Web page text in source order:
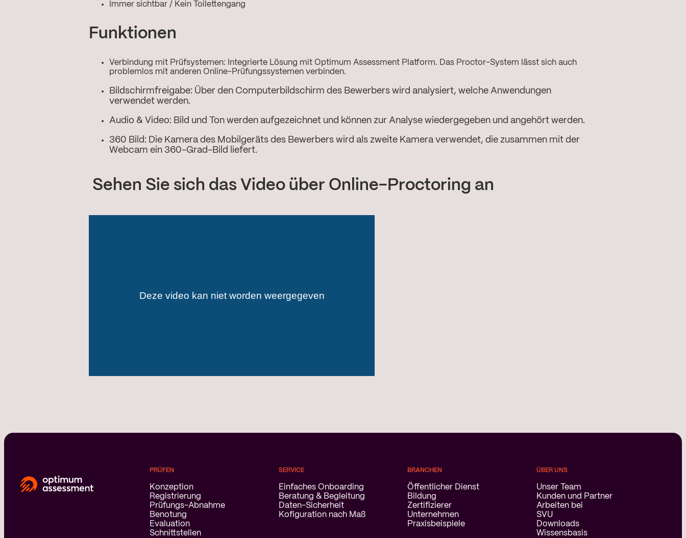
Immer sichtbar / Kein Toilettengang
Funktionen
Verbindung mit Prüfsystemen:
Integrierte Lösung mit Optimum Assessment Platform. Das Proctor-System lässt sich auch
problemlos mit anderen Online-Prüfungssystemen verbinden.
Bildschirmfreigabe: Über den Computerbildschirm des Bewerbers wird analysiert, welche Anwendungen
verwendet werden.
Audio & Video: Bild und Ton werden aufgezeichnet und können zur Analyse wiedergegeben und angehört werden.
360 Bild: Die Kamera des Mobilgeräts des Bewerbers wird als zweite Kamera verwendet, die zusammen mit der
Webcam ein 360-Grad-Bild liefert.
Sehen Sie sich das Video über Online-Proctoring an
PRÜFEN
Konzeption
Registrierung
Prüfungs-Abnahme
Benotung
Evaluation
Schnittstellen
SERVICE
Einfaches Onboarding
Beratung & Begleitung
Daten-Sicherheit
Kofiguration nach Maß
BRANCHEN
Öffentlicher Dienst
Bildung
Zertifizierer
Unternehmen
Praxisbeispiele
ÜBER UNS
Unser Team
Kunden und Partner
Arbeiten bei
SVU
Downloads
Wissensbasis